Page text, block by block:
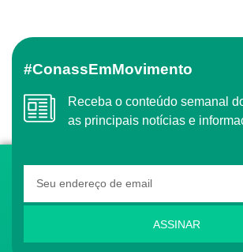
#ConassEmMovimento
Receba o conteúdo semanal
as principais notícias e
ASSINAR